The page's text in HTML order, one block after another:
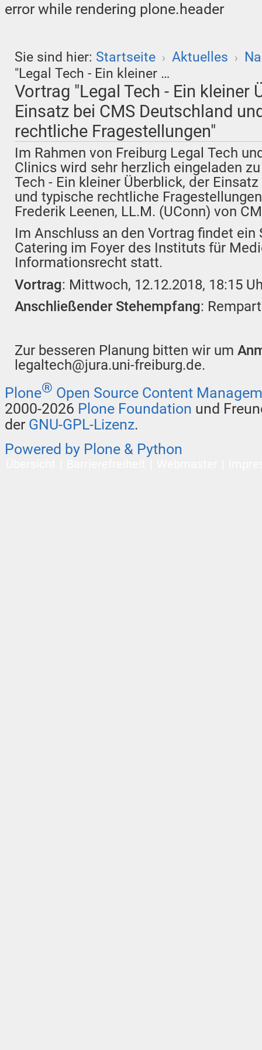
error while rendering plone.header
Sie sind hier: Startseite › Aktuelles ›
"Legal Tech - Ein kleiner …
Vortrag "Legal Tech - Ein kleiner
Einsatz bei CMS Deutschland
rechtliche Fragestellungen"
Im Rahmen von Freiburg Legal Tech
Clinics wird sehr herzlich eingeladen
Tech - Ein kleiner Überblick, der
und typische rechtliche
Frederik Leenen, LL.M. (UConn) von
Im Anschluss an den Vortrag findet ein
Catering im Foyer des Instituts für
Informationsrecht statt.
Vortrag: Mittwoch, 12.12.2018, 18:15
Anschließender Stehempfang:
Zur besseren Planung bitten wir um
legaltech@jura.uni-freiburg.de.
Plone® Open Source Content
2000-2026 Plone Foundation und
der GNU-GPL-Lizenz.
Powered by Plone & Python